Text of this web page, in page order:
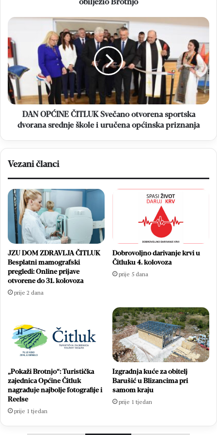
trajno
Brotnjo
obilježio Brotnjo
DAN
ČITLUK
Svečano
otvorena
sportska
dvorana
srednje
škole
uručena
DAN OPĆINE ČITLUK Svečano otvorena sportska
dvorana srednje škole i uručena općinska priznanja
Vezani članci
JZU DOM ZDRAVLJA ČITLUK
Besplatni mamografski
pregledi: Online prijave
otvorene do 31. kolovoza
prije 2 dana
Dobrovoljno darivanje krvi u
Čitluku 4. kolovoza
prije 5 dana
„Pokaži Brotnjo“: Turistička
zajednica Općine Čitluk
nagrađuje najbolje fotografije i
Reelse
prije 1 tjedan
Izgradnja kuće za obitelj
Barušić u Blizancima pri
samom kraju
prije 1 tjedan